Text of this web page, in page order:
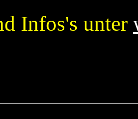
Infos's unter